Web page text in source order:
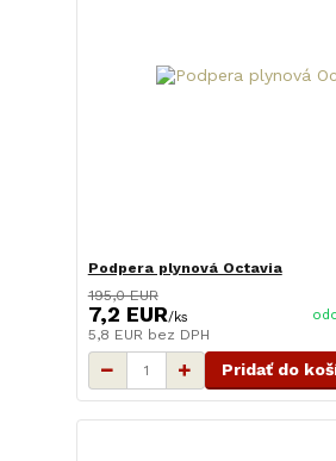
Podpera plynová Octavia
195,0 EUR
7,2 EUR/ks
5,8 EUR bez DPH
Pridať do